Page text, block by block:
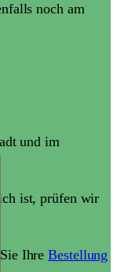
noch am
und im
ist, prüfen wir
Sie IhreBestellung